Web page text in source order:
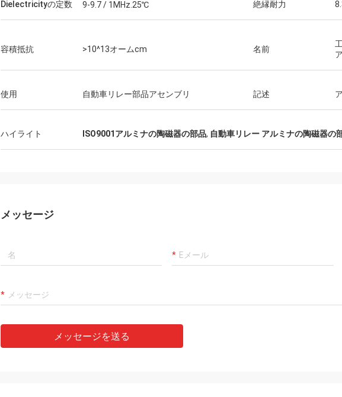
Dielectricityの定数 9-9.7 / 1MHz.25℃ 絶縁耐力
容積抵抗 >10^13オームcm 名前
使用 自動車リレー部品アセンブリ 記述
ハイライト ISO9001アルミナの陶磁器の部品, 自動車リレー アルミナの陶磁器の
メッセージ
メッセージを送る